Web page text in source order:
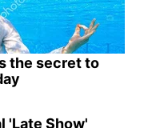
the secret to
'Late Show'